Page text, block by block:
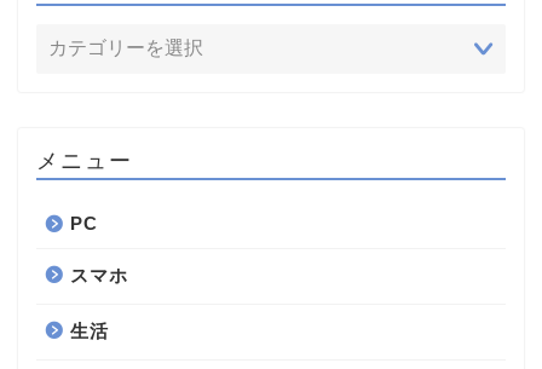
メニュー
PC
スマホ
生活